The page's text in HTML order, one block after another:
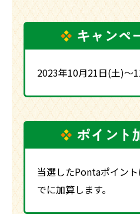
2023年10月21日(土)～
当選したPontaポイン
でに加算します。